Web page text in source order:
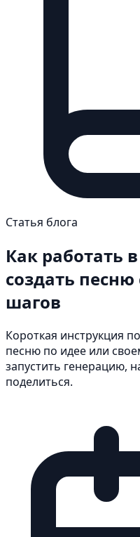
Статья блога
Как работать
создать
шагов
Короткая инструкция
песню по идее или
запустить генерацию,
поделиться.